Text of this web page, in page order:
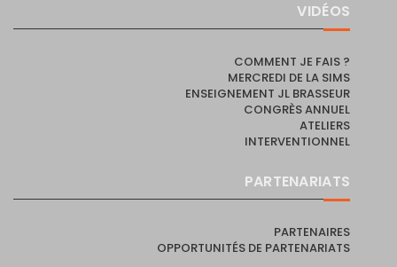
VIDÉOS
COMMENT JE FAIS ?
MERCREDI DE LA SIMS
ENSEIGNEMENT JL BRASSEUR
CONGRÈS ANNUEL
ATELIERS
INTERVENTIONNEL
PARTENARIATS
PARTENAIRES
OPPORTUNITÉS DE PARTENARIATS